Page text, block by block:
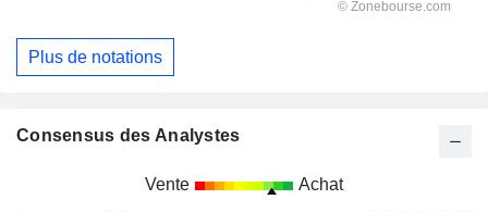
Plus de notations
Consensus des Analystes
Vente Achat